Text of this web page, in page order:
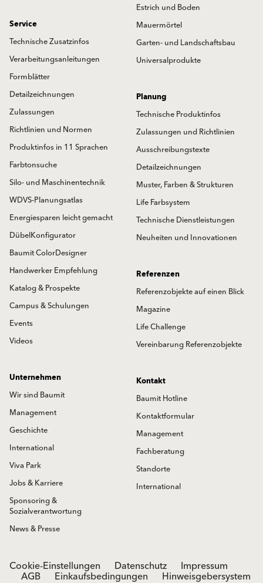
Estrich und Boden
Mauermörtel
Garten- und Landschaftsbau
Universalprodukte
Service
Technische Zusatzinfos
Verarbeitungsanleitungen
Formblätter
Detailzeichnungen
Zulassungen
Richtlinien und Normen
Produktinfos in 11 Sprachen
Farbtonsuche
Silo- und Maschinentechnik
WDVS-Planungsatlas
Energiesparen leicht gemacht
DübelKonfigurator
Baumit ColorDesigner
Handwerker Empfehlung
Katalog & Prospekte
Campus & Schulungen
Events
Videos
Planung
Technische Produktinfos
Zulassungen und Richtlinien
Ausschreibungstexte
Detailzeichnungen
Muster, Farben & Strukturen
Life Farbsystem
Technische Dienstleistungen
Neuheiten und Innovationen
Referenzen
Referenzobjekte auf einen Blick
Magazine
Life Challenge
Vereinbarung Referenzobjekte
Unternehmen
Wir sind Baumit
Management
Geschichte
International
Viva Park
Jobs & Karriere
Sponsoring &
Sozialverantwortung
News & Presse
Kontakt
Baumit Hotline
Kontaktformular
Management
Fachberatung
Standorte
International
Cookie-Einstellungen Datenschutz Impressum
AGB Einkaufsbedingungen Hinweisgebersystem